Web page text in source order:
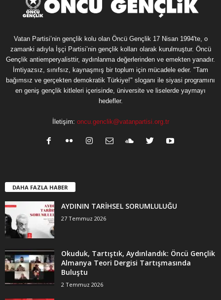
Vatan Partisi’nin gençlik kolu olan Öncü Gençlik 17 Nisan 1994'te, o
zamanki adıyla İşçi Partisi’nin gençlik kolları olarak kurulmuştur. Öncü
Gençlik antiemperyalisttir, aydınlanma değerlerinden ve emekten yanadır.
İmtiyazsız, sınıfsız, kaynaşmış bir toplum için mücadele eder. "Tam
bağımsız ve gerçekten demokratik Türkiye!" sloganı ile siyasi programını
en geniş gençlik kitleleri içerisinde, üniversite ve liselerde yaymayı
hedefler.
İletişim: oncu.genclik@vatanpartisi.org.tr
DAHA FAZLA HABER
AYDININ TARİHSEL SORUMLULUĞU
27 Temmuz 2026
Okuduk, Tartıştık, Aydınlandık: Öncü Gençlik
Almanya Teori Dergisi Tartışmasında
Buluştu
2 Temmuz 2026